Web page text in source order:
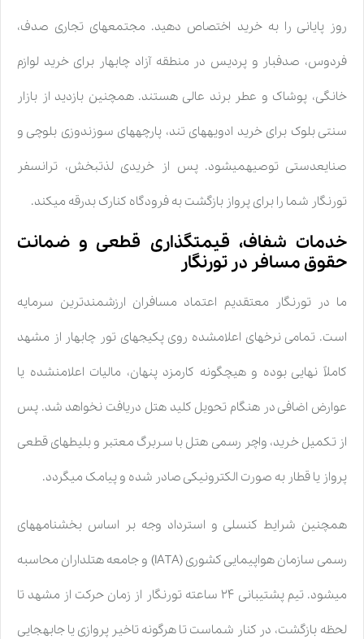
روز پایانی را به خرید اختصاص دهید. مجتمعهای تجاری صدف،
فردوس، صدفبار و پردیس در منطقه آزاد چابهار برای خرید لوازم
خانگی، پوشاک و عطر برند عالی هستند. همچنین بازدید از بازار
سنتی بلوک برای خرید ادویههای تند، پارچههای سوزندوزی بلوچی و
صنایعدستی توصیهمیشود. پس از خریدی لذتبخش، ترانسفر
تورنگار شما را برای پرواز بازگشت به فرودگاه کنارک بدرقه میکند.
خدمات شفاف، قیمتگذاری قطعی و ضمانت
حقوق مسافر در تورنگار
ما در تورنگار معتقدیم اعتماد مسافران ارزشمندترین سرمایه
است. تمامی نرخهای اعلامشده روی پکیجهای تور چابهار از مشهد
کاملاً نهایی بوده و هیچگونه کارمزد پنهان، مالیات اعلامنشده یا
عوارض اضافی در هنگام تحویل کلید هتل دریافت نخواهد شد. پس
از تکمیل خرید، واچر رسمی هتل با سربرگ معتبر و بلیطهای قطعی
پرواز یا قطار به صورت الکترونیکی صادر شده و پیامک میگردد.
همچنین شرایط کنسلی و استرداد وجه بر اساس بخشنامههای
رسمی سازمان هواپیمایی کشوری (IATA) و جامعه هتلداران محاسبه
میشود. تیم پشتیبانی ۲۴ ساعته تورنگار از زمان حرکت از مشهد تا
لحظه بازگشت، در کنار شماست تا هرگونه تاخیر پروازی یا جابهجایی